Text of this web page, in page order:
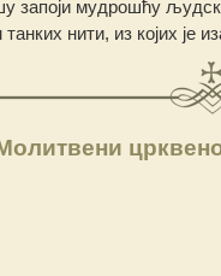
запоји мудрошћу
нити, из којих је